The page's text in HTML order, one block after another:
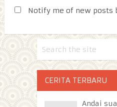
Notify me of new posts
CERITA TERBARU
Andai